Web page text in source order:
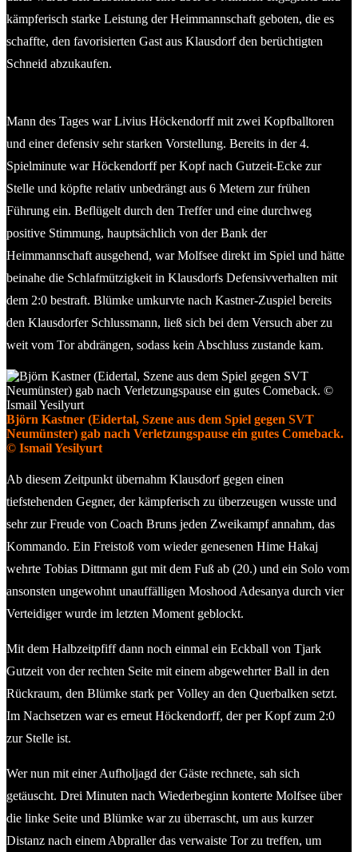
kämpferisch starke Leistung der Heimmannschaft geboten, die es
schaffte, den favorisierten Gast aus Klausdorf den berüchtigten
Schneid abzukaufen.
Mann des Tages war Livius Höckendorff mit zwei Kopfballtoren
und einer defensiv sehr starken Vorstellung. Bereits in der 4.
Spielminute war Höckendorff per Kopf nach Gutzeit-Ecke zur
Stelle und köpfte relativ unbedrängt aus 6 Metern zur frühen
Führung ein. Beflügelt durch den Treffer und eine durchweg
positive Stimmung, hauptsächlich von der Bank der
Heimmannschaft ausgehend, war Molfsee direkt im Spiel und hätte
beinahe die Schlafmützigkeit in Klausdorfs Defensivverhalten mit
dem 2:0 bestraft. Blümke umkurvte nach Kastner-Zuspiel bereits
den Klausdorfer Schlussmann, ließ sich bei dem Versuch aber zu
weit vom Tor abdrängen, sodass kein Abschluss zustande kam.
Björn Kastner (Eidertal, Szene aus dem Spiel gegen SVT
Neumünster) gab nach Verletzungspause ein gutes Comeback.
© Ismail Yesilyurt
Ab diesem Zeitpunkt übernahm Klausdorf gegen einen
tiefstehenden Gegner, der kämpferisch zu überzeugen wusste und
sehr zur Freude von Coach Bruns jeden Zweikampf annahm, das
Kommando. Ein Freistoß vom wieder genesenen Hime Hakaj
wehrte Tobias Dittmann gut mit dem Fuß ab (20.) und ein Solo vom
ansonsten ungewohnt unauffälligen Moshood Adesanya durch vier
Verteidiger wurde im letzten Moment geblockt.
Mit dem Halbzeitpfiff dann noch einmal ein Eckball von Tjark
Gutzeit von der rechten Seite mit einem abgewehrter Ball in den
Rückraum, den Blümke stark per Volley an den Querbalken setzt.
Im Nachsetzen war es erneut Höckendorff, der per Kopf zum 2:0
zur Stelle ist.
Wer nun mit einer Aufholjagd der Gäste rechnete, sah sich
getäuscht. Drei Minuten nach Wiederbeginn konterte Molfsee über
die linke Seite und Blümke war zu überrascht, um aus kurzer
Distanz nach einem Abpraller das verwaiste Tor zu treffen, um